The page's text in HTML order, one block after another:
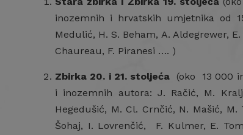
inozemnih i hrvatskih umjetnika od
Medulić, H. S. Beham, A. Aldegrewer,
Chaureau, F. Piranesi …. )
Zbirka 20. i 21. stoljeća (oko 13 000
i inozemnih autora: J. Račić, M.
Hegedušić, M. Cl. Crnčić, N. Mašić,
Šohaj, I. Lovrenčić, F. Kulmer, E.